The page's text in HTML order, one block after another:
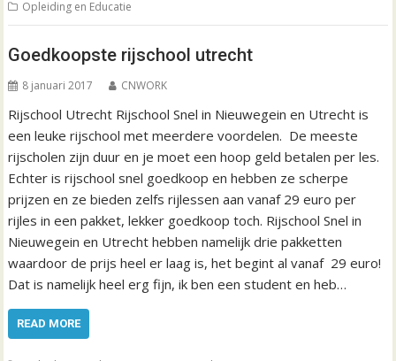
Opleiding en Educatie
Goedkoopste rijschool utrecht
8 januari 2017 CNWORK
Rijschool Utrecht Rijschool Snel in Nieuwegein en Utrecht is
een leuke rijschool met meerdere voordelen. De meeste
rijscholen zijn duur en je moet een hoop geld betalen per les.
Echter is rijschool snel goedkoop en hebben ze scherpe
prijzen en ze bieden zelfs rijlessen aan vanaf 29 euro per
rijles in een pakket, lekker goedkoop toch. Rijschool Snel in
Nieuwegein en Utrecht hebben namelijk drie pakketten
waardoor de prijs heel er laag is, het begint al vanaf 29 euro!
Dat is namelijk heel erg fijn, ik ben een student en heb…
READ MORE